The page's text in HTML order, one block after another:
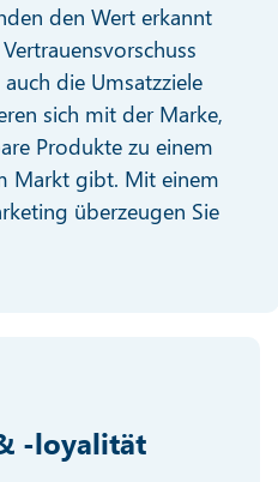
den Wert erkannt
die Umsatzziele
sich mit der Marke,
Produkte zu einem
Markt gibt. Mit einem
überzeugen Sie
-loyalität